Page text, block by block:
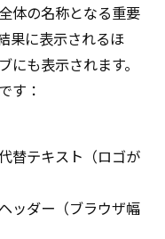
体の名称となる重要
果に表示されるほ
も表示されます。
す：
替テキスト（ロゴが
ッダー（ブラウザ幅